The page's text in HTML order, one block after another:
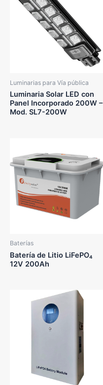
Luminarias para Vía pública
Luminaria Solar LED con
Panel Incorporado 200W –
Mod. SL7-200W
Baterías
Batería de Litio LiFePO₄
12V 200Ah